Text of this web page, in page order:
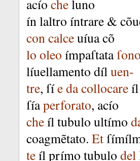
acío cheluno
ínlaltro íntrare &
concalceuíuacõ
lo oleo ímpaſtataſono
líuellamento díluen-
tre, ſíedacollocareíl
ſíaperforato, acío
cheíltubulo ultímo
coagmẽtato. Et
teílprímo tubulo del